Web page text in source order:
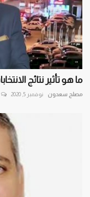
ما هو تأثير نتائج
مصلح سعدون نوفمبر 5, 2020